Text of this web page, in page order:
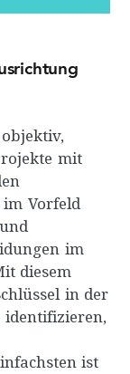
mit
Vorfeld
im
diesem
in der
ist